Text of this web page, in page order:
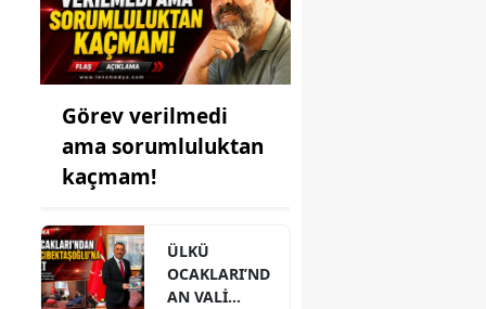
Görev verilmedi
ama sorumluluktan
kaçmam!
ÜLKÜ
OCAKLARI’ND
AN VALİ